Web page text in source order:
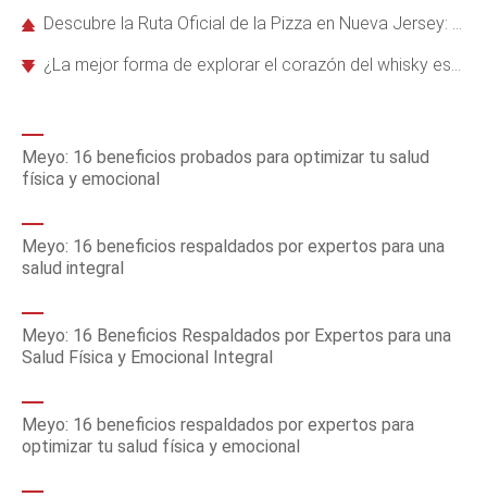
Descubre la Ruta Oficial de la Pizza en Nueva Jersey: 10 paradas imperdibles
¿La mejor forma de explorar el corazón del whisky escocés? En canoa por el río Spey
Meyo: 16 beneficios probados para optimizar tu salud
física y emocional
Meyo: 16 beneficios respaldados por expertos para una
salud integral
Meyo: 16 Beneficios Respaldados por Expertos para una
Salud Física y Emocional Integral
Meyo: 16 beneficios respaldados por expertos para
optimizar tu salud física y emocional